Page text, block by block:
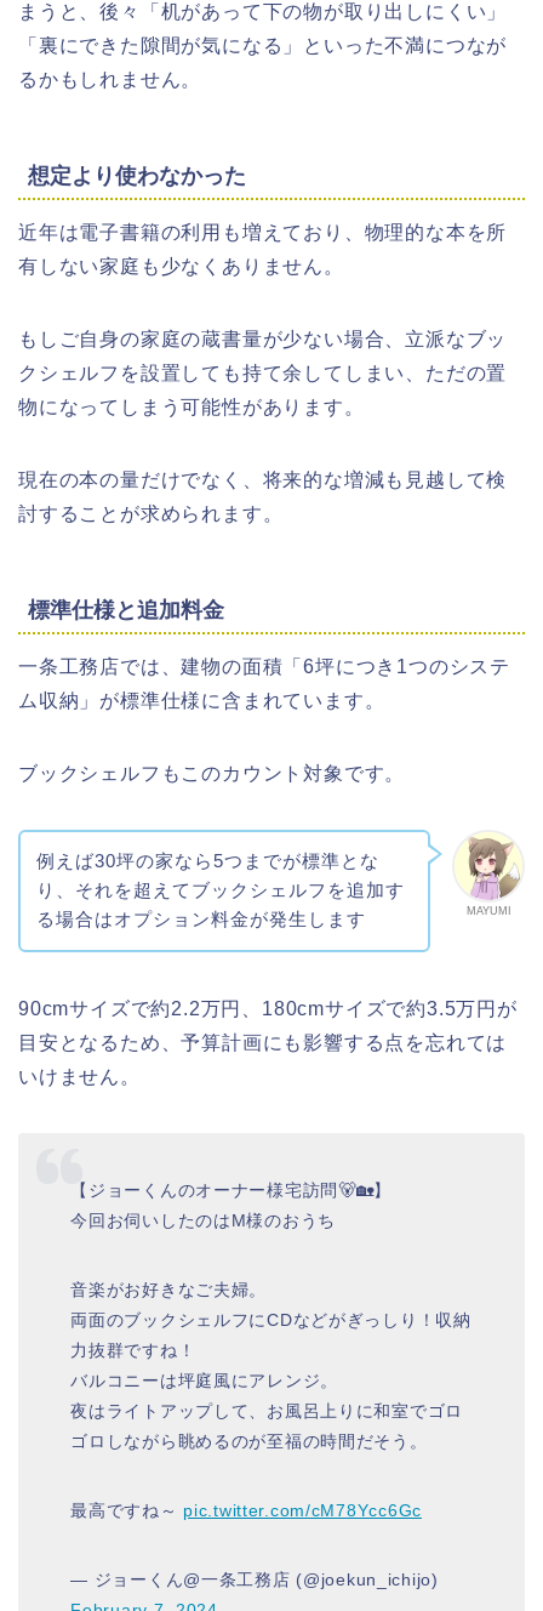
まうと、後々「机があって下の物が取り出しにくい」
「裏にできた隙間が気になる」といった不満につなが
るかもしれません。
想定より使わなかった
近年は電子書籍の利用も増えており、物理的な本を所
有しない家庭も少なくありません。
もしご自身の家庭の蔵書量が少ない場合、立派なブッ
クシェルフを設置しても持て余してしまい、ただの置
物になってしまう可能性があります。
現在の本の量だけでなく、将来的な増減も見越して検
討することが求められます。
標準仕様と追加料金
一条工務店では、建物の面積「6坪につき1つのシステ
ム収納」が標準仕様に含まれています。
ブックシェルフもこのカウント対象です。
MAYUMI
例えば30坪の家なら5つまでが標準とな
り、それを超えてブックシェルフを追加す
る場合はオプション料金が発生します
90cmサイズで約2.2万円、180cmサイズで約3.5万円が
目安となるため、予算計画にも影響する点を忘れては
いけません。
【ジョーくんのオーナー様宅訪問🐻🏡】
今回お伺いしたのはM様のおうち
音楽がお好きなご夫婦。
両面のブックシェルフにCDなどがぎっしり！収納
力抜群ですね！
バルコニーは坪庭風にアレンジ。
夜はライトアップして、お風呂上りに和室でゴロ
ゴロしながら眺めるのが至福の時間だそう。
最高ですね～ pic.twitter.com/cM78Ycc6Gc
— ジョーくん@一条工務店 (@joekun_ichijo)